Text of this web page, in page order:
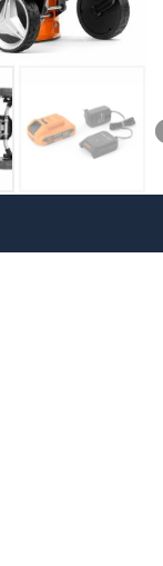
персональных
Сообщить о